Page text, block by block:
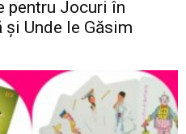
pentru Jocuri în
Unde le Găsim